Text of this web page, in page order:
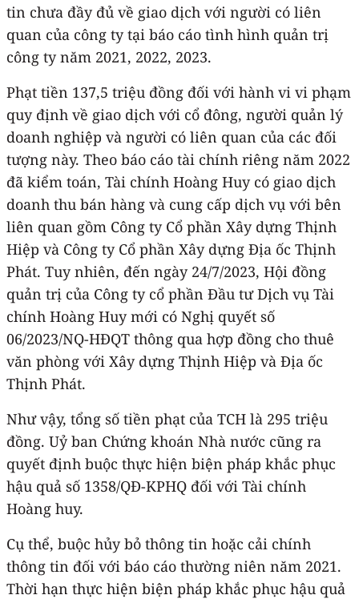
tin chưa đầy đủ về giao dịch với người có liên
quan của công ty tại báo cáo tình hình quản trị
công ty năm 2021, 2022, 2023.
Phạt tiền 137,5 triệu đồng đối với hành vi vi phạm
quy định về giao dịch với cổ đông, người quản lý
doanh nghiệp và người có liên quan của các đối
tượng này. Theo báo cáo tài chính riêng năm 2022
đã kiểm toán, Tài chính Hoàng Huy có giao dịch
doanh thu bán hàng và cung cấp dịch vụ với bên
liên quan gồm Công ty Cổ phần Xây dựng Thịnh
Hiệp và Công ty Cổ phần Xây dựng Địa ốc Thịnh
Phát. Tuy nhiên, đến ngày 24/7/2023, Hội đồng
quản trị của Công ty cổ phần Đầu tư Dịch vụ Tài
chính Hoàng Huy mới có Nghị quyết số
06/2023/NQ-HĐQT thông qua hợp đồng cho thuê
văn phòng với Xây dựng Thịnh Hiệp và Địa ốc
Thịnh Phát.
Như vậy, tổng số tiền phạt của TCH là 295 triệu
đồng. Uỷ ban Chứng khoán Nhà nước cũng ra
quyết định buộc thực hiện biện pháp khắc phục
hậu quả số 1358/QĐ-KPHQ đối với Tài chính
Hoàng huy.
Cụ thể, buộc hủy bỏ thông tin hoặc cải chính
thông tin đối với báo cáo thường niên năm 2021.
Thời hạn thực hiện biện pháp khắc phục hậu quả